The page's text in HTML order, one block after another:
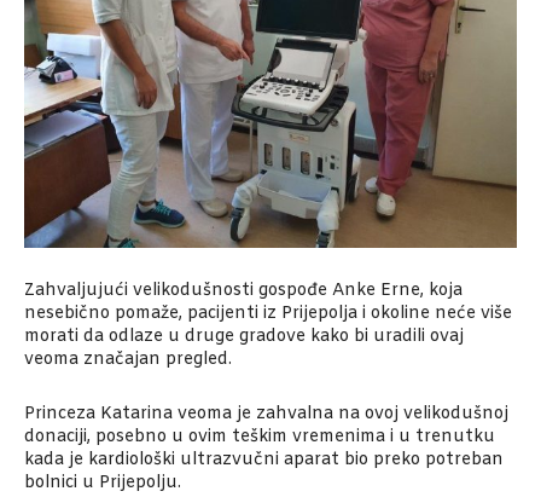
Zahvaljujući velikodušnosti gospođe Anke Erne, koja
nesebično pomaže, pacijenti iz Prijepolja i okoline neće više
morati da odlaze u druge gradove kako bi uradili ovaj
veoma značajan pregled.
Princeza Katarina veoma je zahvalna na ovoj velikodušnoj
donaciji, posebno u ovim teškim vremenima i u trenutku
kada je kardiološki ultrazvučni aparat bio preko potreban
bolnici u Prijepolju.